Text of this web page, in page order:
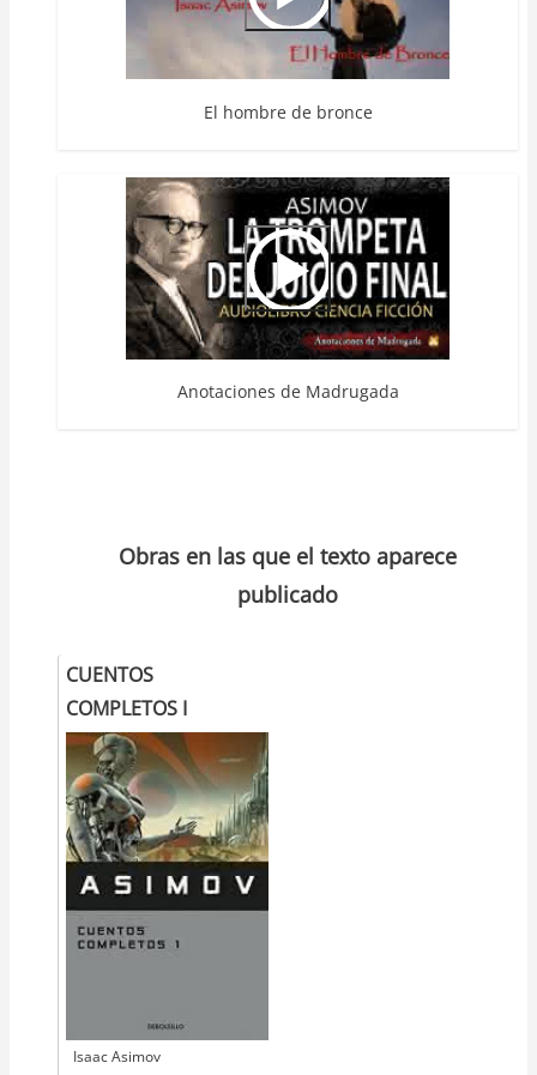
El hombre de bronce
Anotaciones de Madrugada
Obras en las que el texto aparece
publicado
CUENTOS
COMPLETOS I
Autor
Isaac Asimov